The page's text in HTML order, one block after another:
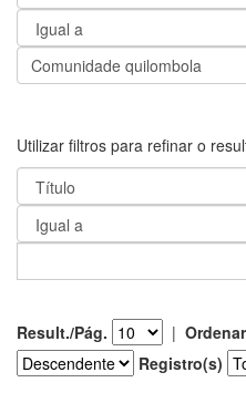
Utilizar filtros para refinar o
Result./Pág. |
Registro(s)